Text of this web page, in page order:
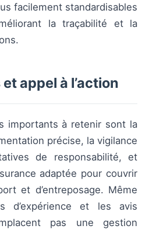
facilement standardisables
la traçabilité et la
appel à l’action
importants à retenir sont la
précise, la vigilance
de responsabilité, et
adaptée pour couvrir
et d’entreposage. Même
d’expérience et les avis
pas une gestion